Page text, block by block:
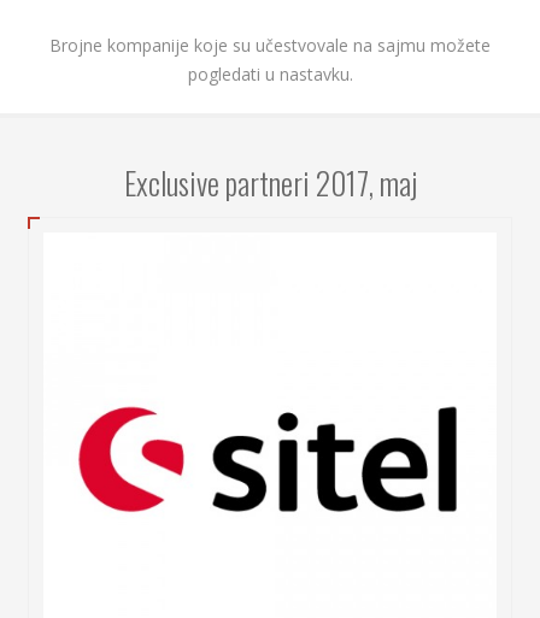
Brojne kompanije koje su učestvovale na sajmu možete
pogledati u nastavku.
Exclusive partneri 2017, maj